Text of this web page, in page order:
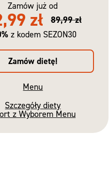
Zamów już od
zł
89,99 zł
z kodem SEZON30
Zamów dietę!
Menu
Szczegóły diety
z Wyborem Menu